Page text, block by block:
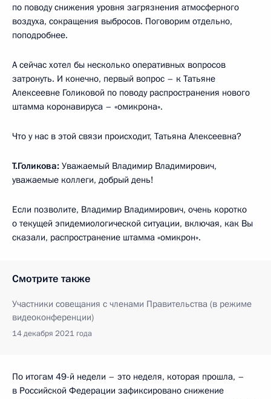
по поводу снижения уровня загрязнения атмосферного
воздуха, сокращения выбросов. Поговорим отдельно,
поподробнее.
А сейчас хотел бы несколько оперативных вопросов
затронуть. И конечно, первый вопрос – к Татьяне
Алексеевне Голиковой по поводу распространения нового
штамма коронавируса – «омикрона».
Что у нас в этой связи происходит, Татьяна Алексеевна?
Т.Голикова: Уважаемый Владимир Владимирович,
уважаемые коллеги, добрый день!
Если позволите, Владимир Владимирович, очень коротко
о текущей эпидемиологической ситуации, включая, как Вы
сказали, распространение штамма «омикрон».
Смотрите также
Участники совещания с членами Правительства (в режиме
видеоконференции)
14 декабря 2021 года
По итогам 49-й недели – это неделя, которая прошла, –
в Российской Федерации зафиксировано снижение